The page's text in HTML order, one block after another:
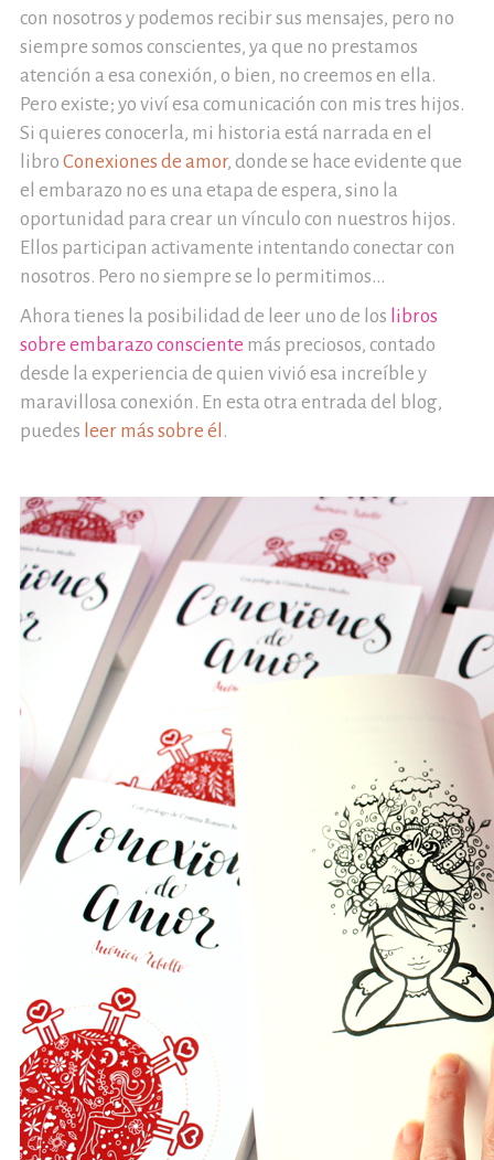
con nosotros y podemos recibir sus mensajes, pero no
siempre somos conscientes, ya que no prestamos
atención a esa conexión, o bien, no creemos en ella.
Pero existe; yo viví esa comunicación con mis tres hijos.
Si quieres conocerla, mi historia está narrada en el
libro Conexiones de amor, donde se hace evidente que
el embarazo no es una etapa de espera, sino la
oportunidad para crear un vínculo con nuestros hijos.
Ellos participan activamente intentando conectar con
nosotros. Pero no siempre se lo permitimos...
Ahora tienes la posibilidad de leer uno de los libros
sobre embarazo consciente más preciosos, contado
desde la experiencia de quien vivió esa increíble y
maravillosa conexión. En esta otra entrada del blog,
puedes leer más sobre él .